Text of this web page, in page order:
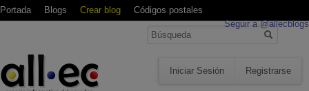
Portada Blogs Crear blog
Códigos postales
Seguir a @allecblogs
Iniciar Sesión Registrarse